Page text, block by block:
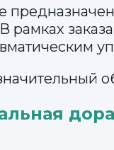
рамках